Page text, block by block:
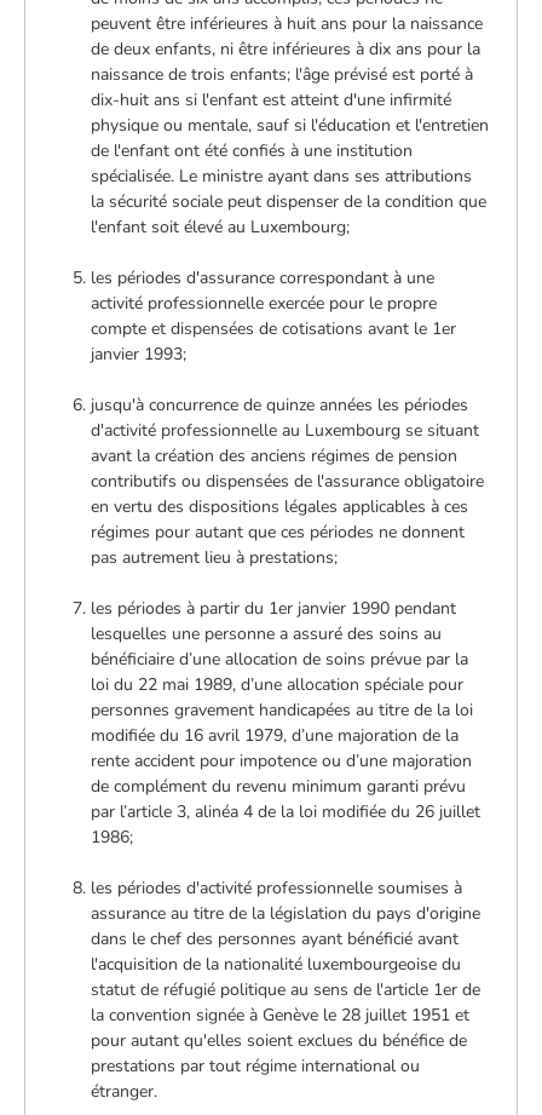
peuvent être inférieures à huit ans pour la naissance
de deux enfants, ni être inférieures à dix ans pour la
naissance de trois enfants; l'âge prévisé est porté à
dix-huit ans si l'enfant est atteint d'une infirmité
physique ou mentale, sauf si l'éducation et l'entretien
de l'enfant ont été confiés à une institution
spécialisée. Le ministre ayant dans ses attributions
la sécurité sociale peut dispenser de la condition que
l'enfant soit élevé au Luxembourg;
les périodes d'assurance correspondant à une
activité professionnelle exercée pour le propre
compte et dispensées de cotisations avant le 1er
janvier 1993;
jusqu'à concurrence de quinze années les périodes
d'activité professionnelle au Luxembourg se situant
avant la création des anciens régimes de pension
contributifs ou dispensées de l'assurance obligatoire
en vertu des dispositions légales applicables à ces
régimes pour autant que ces périodes ne donnent
pas autrement lieu à prestations;
les périodes à partir du 1er janvier 1990 pendant
lesquelles une personne a assuré des soins au
bénéficiaire d’une allocation de soins prévue par la
loi du 22 mai 1989, d’une allocation spéciale pour
personnes gravement handicapées au titre de la loi
modifiée du 16 avril 1979, d’une majoration de la
rente accident pour impotence ou d’une majoration
de complément du revenu minimum garanti prévu
par l’article 3, alinéa 4 de la loi modifiée du 26 juillet
1986;
les périodes d'activité professionnelle soumises à
assurance au titre de la législation du pays d'origine
dans le chef des personnes ayant bénéficié avant
l'acquisition de la nationalité luxembourgeoise du
statut de réfugié politique au sens de l'article 1er de
la convention signée à Genève le 28 juillet 1951 et
pour autant qu'elles soient exclues du bénéfice de
prestations par tout régime international ou
étranger.